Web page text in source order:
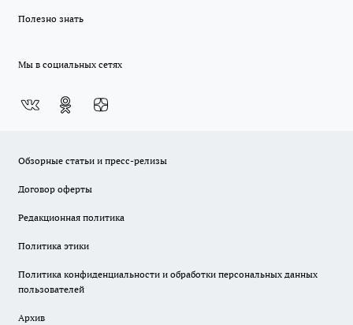
Полезно знать
Мы в социальных сетях
Обзорные статьи и пресс-релизы
Договор оферты
Редакционная политика
Политика этики
Политика конфиденциальности и обработки персональных данных
пользователей
Архив